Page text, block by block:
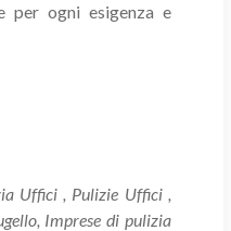
per ogni esigenza e
Uffici , Pulizie Uffici ,
Imprese di pulizia